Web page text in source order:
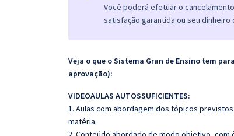
Você poderá efetuar o
satisfação garantida ou seu dinheiro
Veja o que o Sistema Gran de Ensino tem
aprovação):
VIDEOAULAS AUTOSSUFICIENTES:
1. Aulas com abordagem dos tópicos
matéria.